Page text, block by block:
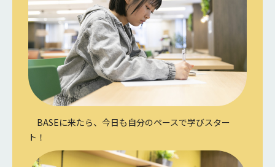
BASEに来たら、今日も自分のペースで学びスター
ト！